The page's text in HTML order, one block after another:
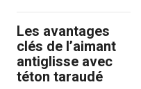
Les avantages
clés de l’aimant
antiglisse avec
téton taraudé